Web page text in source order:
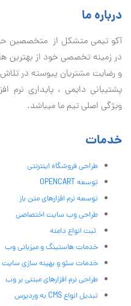
درباره ما
آكو تيمی متشکل از متخصصین
در زمینه تخصصی خود از بهترین
و رضایت مشتریان پیوسته در
پشتیبانی دايمی ، پایداری نرم
ویژگی اصلی تیم ما میباشد.
خدمات
طراحی فروشگاه اینترنتی
توسعه OPENCART
توسعه نرم افزارهای متن باز
طراحی وب سایت اختصاصی
ثبت انواع دامنه
خدمات هاستینگ و میزبانی وب
خدمات سئو و بهینه سازی سایت
طراحی نرم افزارهای مبتنی بر وب
تبدیل انواع CMS به وردپرس